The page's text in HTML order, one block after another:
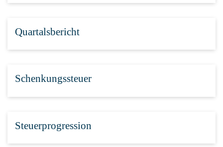
Quartalsbericht
Schenkungssteuer
Steuerprogression